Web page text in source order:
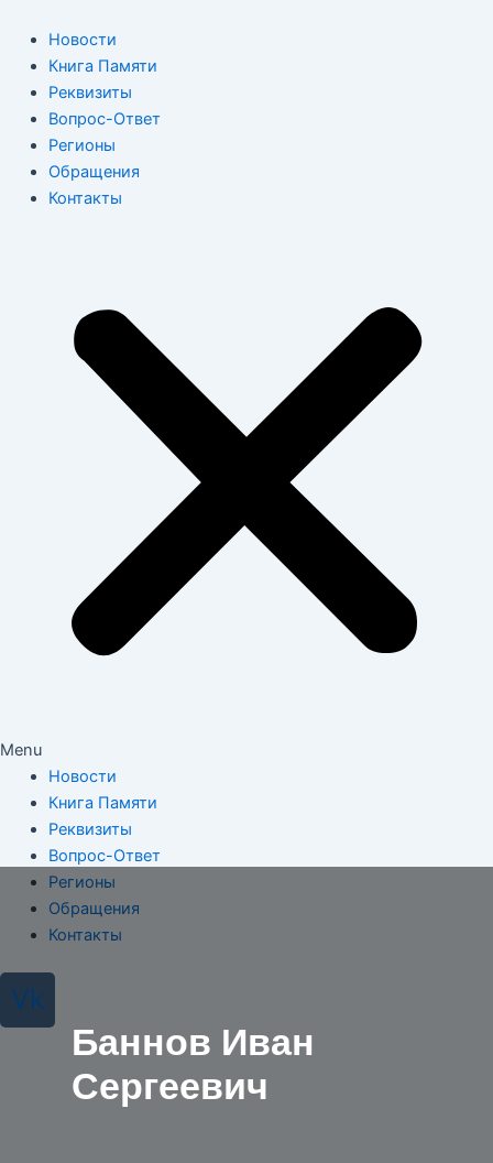
содержимому
Новости
Книга Памяти
Реквизиты
Вопрос-Ответ
Регионы
Обращения
Контакты
Menu
Новости
Книга Памяти
Реквизиты
Вопрос-Ответ
Регионы
Обращения
Контакты
Vk
Баннов Иван
Сергеевич